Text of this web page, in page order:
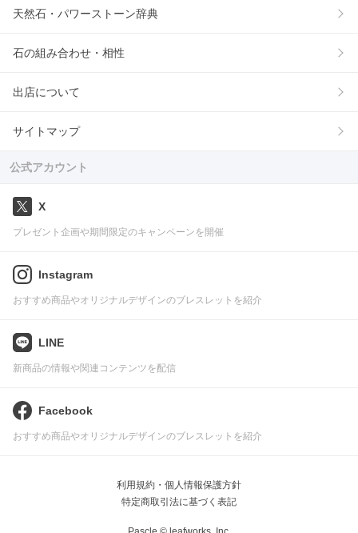
天然石・パワーストーン辞典
石の組み合わせ・相性
出店について
サイトマップ
公式アカウント
X
プレゼント企画や期間限定のキャンペーンを開催
Instagram
おすすめ商品やオリジナルデザインのブレスレットを紹介
LINE
新商品の情報や関連コンテンツを配信
Facebook
おすすめ商品やオリジナルデザインのブレスレットを紹介
利用規約・個人情報保護方針
特定商取引法に基づく表記